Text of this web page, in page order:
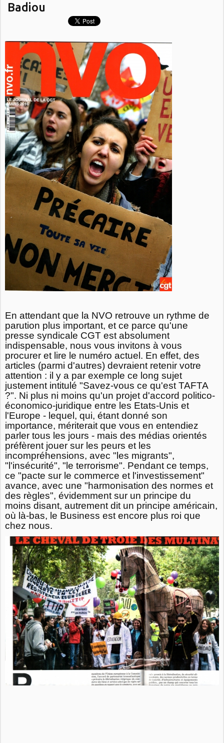
Badiou
En attendant que la NVO retrouve un rythme de
parution plus important, et ce parce qu'une
presse syndicale CGT est absolument
indispensable, nous vous invitons à vous
procurer et lire le numéro actuel. En effet, des
articles (parmi d'autres) devraient retenir votre
attention : il y a par exemple ce long sujet
justement intitulé "Savez-vous ce qu'est TAFTA
?". Ni plus ni moins qu'un projet d'accord politico-
économico-juridique entre les Etats-Unis et
l'Europe - lequel, qui, étant donné son
importance, mériterait que vous en entendiez
parler tous les jours - mais des médias orientés
préfèrent jouer sur les peurs et les
incompréhensions, avec "les migrants",
"l'insécurité", "le terrorisme". Pendant ce temps,
ce "pacte sur le commerce et l'investissement"
avance, avec une "harmonisation des normes et
des règles", évidemment sur un principe du
moins disant, autrement dit un principe américain,
où là-bas, le Business est encore plus roi que
chez nous.